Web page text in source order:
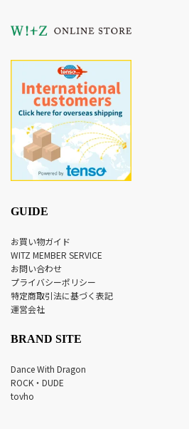
GUIDE
お買い物ガイド
WITZ MEMBER SERVICE
お問い合わせ
プライバシーポリシー
特定商取引法に基づく表記
運営会社
BRAND SITE
Dance With Dragon
ROCK・DUDE
tovho